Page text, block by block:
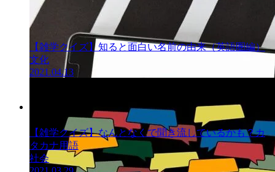
雑学クイズ
【雑学クイズ】知ると面白い名前の由来（英語圏編）
文化
2021.04.13
【雑学クイズ】なんとなくで聞き流しているかも？カ
タカナ用語
社会